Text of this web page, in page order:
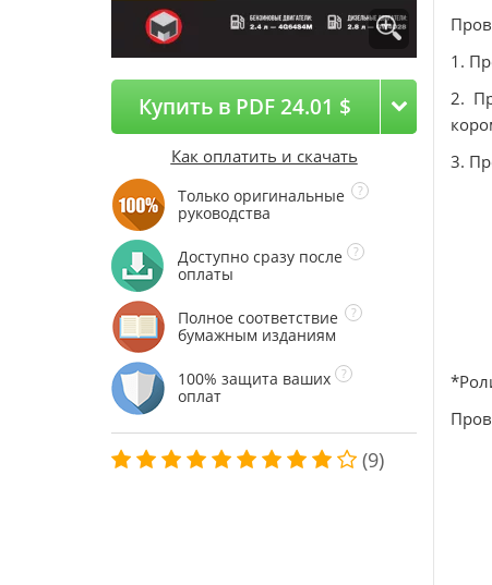
Купить в PDF 24.01 $
Как оплатить и скачать
Только оригинальные
руководства
Доступно сразу после
оплаты
Полное соответствие
бумажным изданиям
100% защита ваших
оплат
(9)
1.
2.
3.